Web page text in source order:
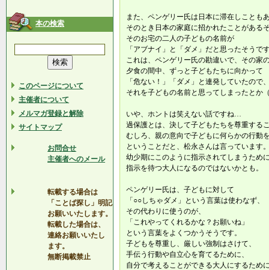
本の検索
このページについて
主催者について
メルマガ登録と解除
サイトマップ
お問合せ
主催者へのメール
転載する場合は
「ことば探し」明記
お願いいたします。
転載した場合は、
連絡お願いいたし
ます。
無断掲載禁止
また、ペンゲリー氏は日本に滞在しことも
そのとき日本の家庭に招かれたことがある
そのお宅の二人の子どもの名前が
「アブナイ」と「ダメ」だと思ったそうで
これは、ペンゲリー氏の勘違いで、その家
夕食の間中、ずっと子どもたちに向かって
「危ない！」「ダメ」と連発していたので
それを子どもの名前と思ってしまったとか
いや、ホントは笑えない話ですね…
過保護とは、決して子どもたちを尊重する
むしろ、親の意向で子どもに何らかの行動
ということだと、松永さんは言っています
幼少期にこのように指示されてしまうため
指示を待つ大人になるのではないかとも。
ペンゲリー氏は、子どもに対して
「○○しちゃダメ」という言葉は使わなず、
その代わりに使うのが、
「これやってくれるかな？お願いね」
という言葉をよくつかうそうです。
子どもを尊重し、厳しい強制はさけて、
手伝う行動や自立心を育てるために、
自分で考えることができる大人にするため